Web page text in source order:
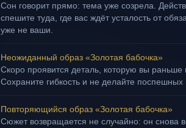
Сон говорит прямо: тема уже созрела.
спешите туда, где вас ждёт усталость от
уже не ваши.
Неожиданный образ «Золотая бабочка»
Скоро проявится деталь, которую вы раньше
Сохраните гибкость и не делайте поспешных
Повторяющийся образ «Золотая бабочка»
Сюжет возвращается не случайно: он снова